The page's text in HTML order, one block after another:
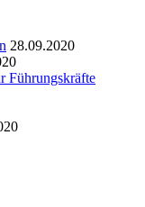
28.09.2020
Führungskräfte